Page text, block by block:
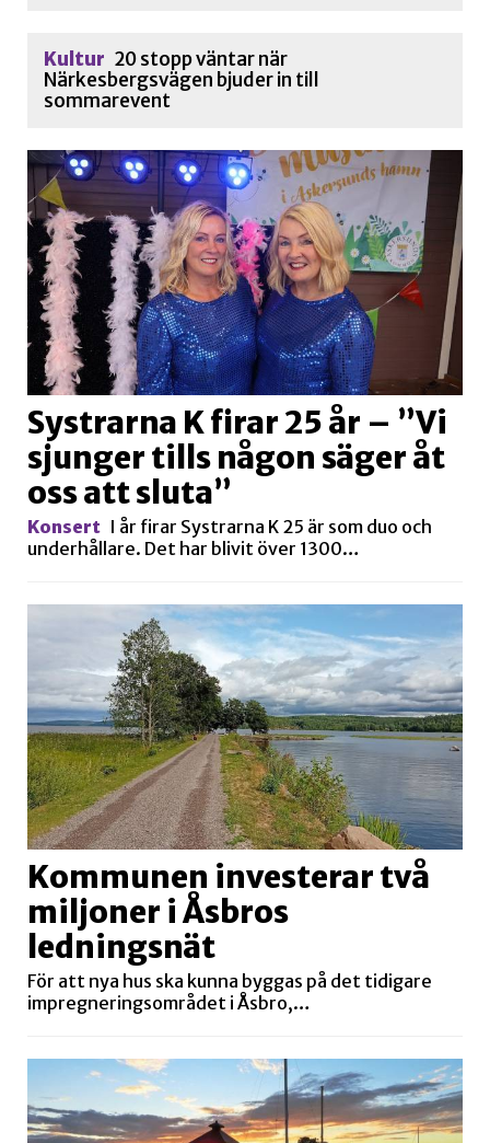
Kultur 20 stopp väntar när
Närkesbergsvägen bjuder in till
sommarevent
Systrarna K firar 25 år – ”Vi
sjunger tills någon säger åt
oss att sluta”
Konsert I år firar Systrarna K 25 är som duo och
underhållare. Det har blivit över 1300…
Kommunen investerar två
miljoner i Åsbros
ledningsnät
För att nya hus ska kunna byggas på det tidigare
impregneringsområdet i Åsbro,…